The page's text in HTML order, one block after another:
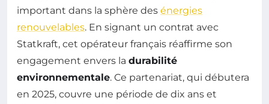
important dans la sphère des énergies
renouvelables. En signant un contrat avec
Statkraft, cet opérateur français réaffirme son
engagement envers la durabilité
environnementale. Ce partenariat, qui débutera
en 2025, couvre une période de dix ans et